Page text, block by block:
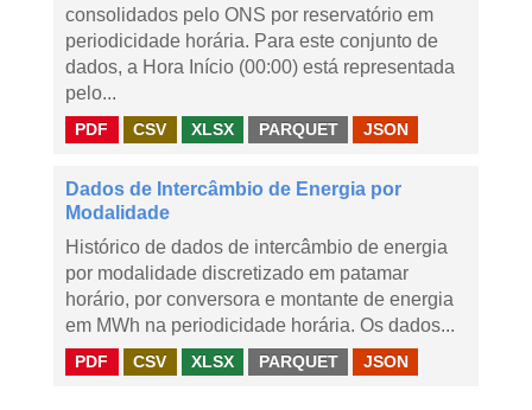
consolidados pelo ONS por reservatório em
periodicidade horária. Para este conjunto de
dados, a Hora Início (00:00) está representada
pelo...
PDF CSV XLSX PARQUET JSON
Dados de Intercâmbio de Energia por
Modalidade
Histórico de dados de intercâmbio de energia
por modalidade discretizado em patamar
horário, por conversora e montante de energia
em MWh na periodicidade horária. Os dados...
PDF CSV XLSX PARQUET JSON